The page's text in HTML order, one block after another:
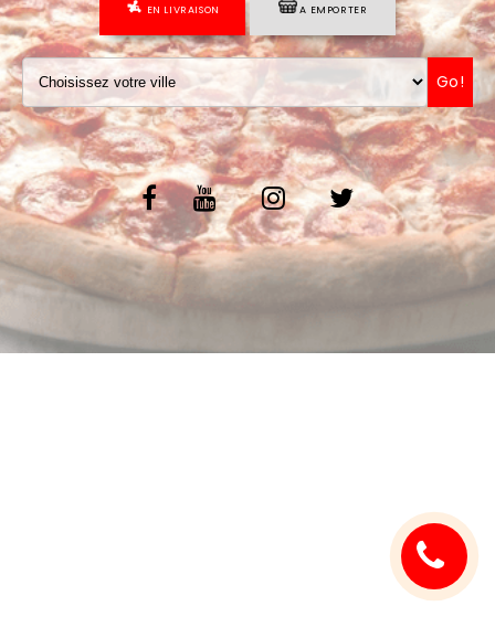
NOTRE RESTAURANT
VOS AVIS
MENTIONS LÉGALES
C.G.V
EN LIVRAISON A EMPORTER
Go!